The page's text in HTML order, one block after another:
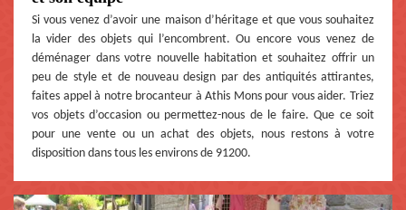
Si vous venez d’avoir une maison d’héritage et que vous souhaitez
la vider des objets qui l’encombrent. Ou encore vous venez de
déménager dans votre nouvelle habitation et souhaitez offrir un
peu de style et de nouveau design par des antiquités attirantes,
faites appel à notre brocanteur à Athis Mons pour vous aider. Triez
vos objets d’occasion ou permettez-nous de le faire. Que ce soit
pour une vente ou un achat des objets, nous restons à votre
disposition dans tous les environs de 91200.